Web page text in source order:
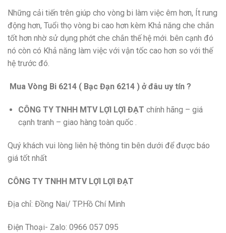
Những cải tiến trên giúp cho vòng bi làm việc êm hơn, Ít rung
động hơn, Tuổi thọ vòng bi cao hơn kèm Khả năng che chắn
tốt hơn nhờ sử dụng phớt che chắn thế hệ mới. bên cạnh đó
nó còn có Khả năng làm việc với vận tốc cao hơn so với thế
hệ trước đó.
Mua Vòng Bi 6214 ( Bạc Đạn 6214 ) ở đâu uy tín ?
CÔNG TY TNHH MTV LỢI LỢI ĐẠT chính hãng – giá
cạnh tranh – giao hàng toàn quốc .
Quý khách vui lòng liên hệ thông tin bên dưới để được báo
giá tốt nhất
CÔNG TY TNHH MTV LỢI LỢI ĐẠT
Địa chỉ: Đồng Nai/ TP.Hồ Chí Minh
Điện Thoại- Zalo: 0966 057 095